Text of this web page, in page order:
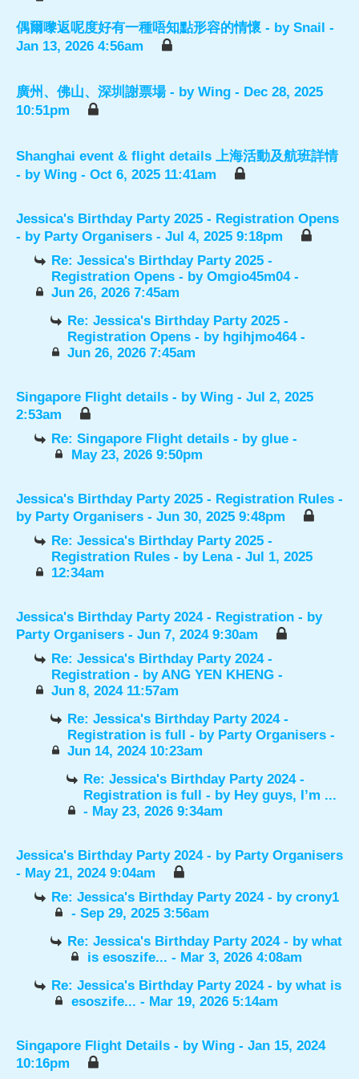
偶爾嚟返呢度好有一種唔知點形容的情懷 - by Snail -
Jan 13, 2026 4:56am
廣州、佛山、深圳謝票場 - by Wing - Dec 28, 2025
10:51pm
Shanghai event & flight details 上海活動及航班詳情
- by Wing - Oct 6, 2025 11:41am
Jessica's Birthday Party 2025 - Registration Opens
- by Party Organisers - Jul 4, 2025 9:18pm
Re: Jessica's Birthday Party 2025 -
Registration Opens - byOmgio45m04-
Jun 26, 2026 7:45am
Re: Jessica's Birthday Party 2025 -
Registration Opens - by hgihjmo464-
Jun 26, 2026 7:45am
Singapore Flight details - by Wing - Jul 2, 2025
2:53am
Re: Singapore Flight details - byglue -
May 23, 2026 9:50pm
Jessica's Birthday Party 2025 - Registration Rules -
by Party Organisers - Jun 30, 2025 9:48pm
Re: Jessica's Birthday Party 2025 -
Registration Rules - by Lena- Jul 1, 2025
12:34am
Jessica's Birthday Party 2024 - Registration - by
Party Organisers - Jun 7, 2024 9:30am
Re: Jessica's Birthday Party 2024 -
Registration - byANG YEN KHENG -
Jun 8, 2024 11:57am
Re: Jessica's Birthday Party 2024 -
Registration is full - by Party Organisers -
Jun 14, 2024 10:23am
Re: Jessica's Birthday Party 2024 -
Registration is full - by Hey guys, I’m ...
- May 23, 2026 9:34am
Jessica's Birthday Party 2024 - by Party Organisers
- May 21, 2024 9:04am
Re: Jessica's Birthday Party 2024 - bycrony1
- Sep 29, 2025 3:56am
Re: Jessica's Birthday Party 2024 - bywhat
is esoszife... - Mar 3, 2026 4:08am
Re: Jessica's Birthday Party 2024 - bywhat is
esoszife... - Mar 19, 2026 5:14am
Singapore Flight Details - by Wing - Jan 15, 2024
10:16pm